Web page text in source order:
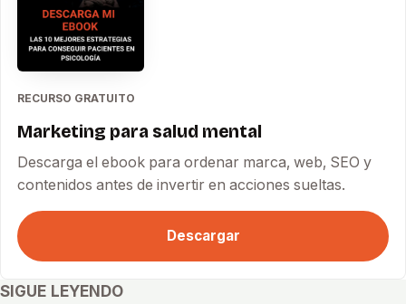
RECURSO GRATUITO
Marketing para salud mental
Descarga el ebook para ordenar marca, web, SEO y
contenidos antes de invertir en acciones sueltas.
Descargar
SIGUE LEYENDO